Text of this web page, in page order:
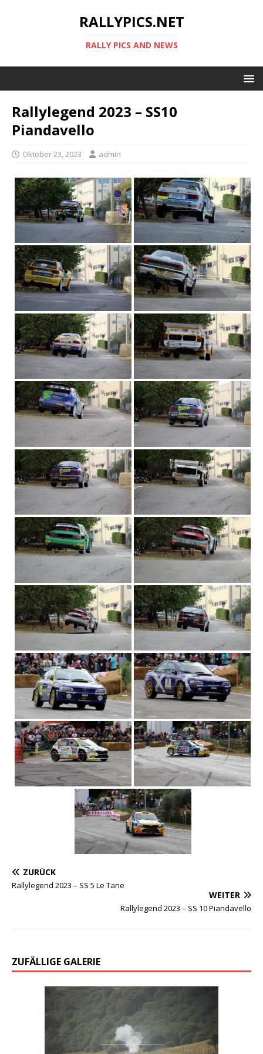
RALLYPICS.NET
RALLY PICS AND NEWS
Rallylegend 2023 – SS10
Piandavello
Oktober 23, 2023 admin
ZURÜCK
Rallylegend 2023 – SS 5 Le Tane
WEITER
Rallylegend 2023 – SS 10 Piandavello
ZUFÄLLIGE GALERIE